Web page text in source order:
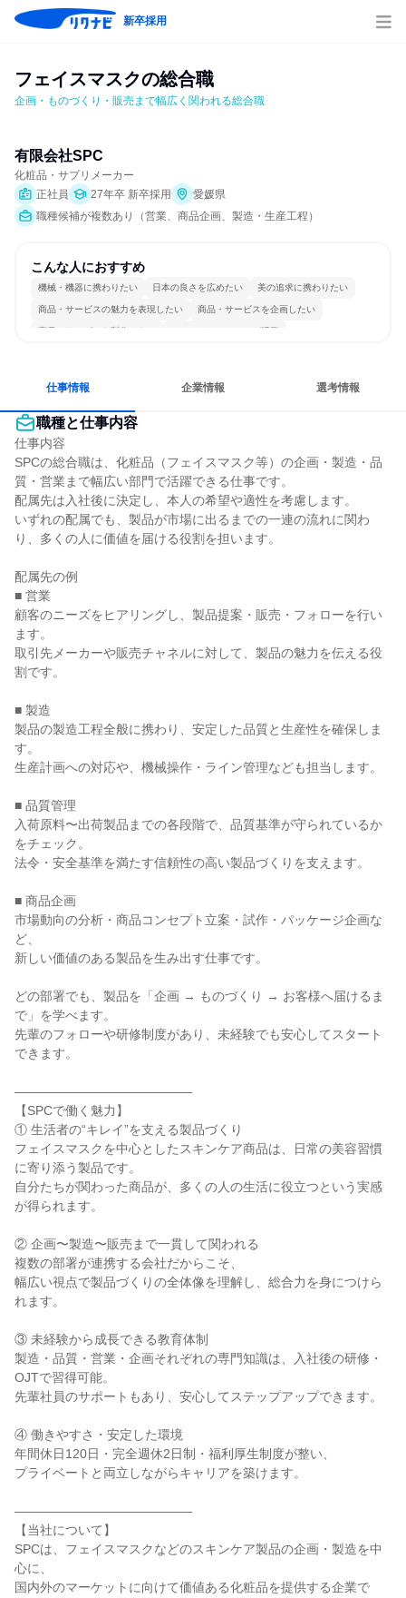
新卒採用
フェイスマスクの総合職
企画・ものづくり・販売まで幅広く関われる総合職
有限会社SPC
化粧品・サプリメーカー
正社員
27年卒 新卒採用
愛媛県
職種候補が複数あり（営業、商品企画、製造・生産工程）
こんな人におすすめ
機械・機器に携わりたい 日本の良さを広めたい 美の追求に携わりたい
商品・サービスの魅力を表現したい 商品・サービスを企画したい
商品・サービスを製作したい コミュニケーションが活発
仕事情報 企業情報 選考情報
職種と仕事内容
仕事内容
SPCの総合職は、化粧品（フェイスマスク等）の企画・製造・品
質・営業まで幅広い部門で活躍できる仕事です。
配属先は入社後に決定し、本人の希望や適性を考慮します。
いずれの配属でも、製品が市場に出るまでの一連の流れに関わ
り、多くの人に価値を届ける役割を担います。
配属先の例
■ 営業
顧客のニーズをヒアリングし、製品提案・販売・フォローを行い
ます。
取引先メーカーや販売チャネルに対して、製品の魅力を伝える役
割です。
■ 製造
製品の製造工程全般に携わり、安定した品質と生産性を確保しま
す。
生産計画への対応や、機械操作・ライン管理なども担当します。
■ 品質管理
入荷原料〜出荷製品までの各段階で、品質基準が守られているか
をチェック。
法令・安全基準を満たす信頼性の高い製品づくりを支えます。
■ 商品企画
市場動向の分析・商品コンセプト立案・試作・パッケージ企画な
ど、
新しい価値のある製品を生み出す仕事です。
どの部署でも、製品を「企画 → ものづくり → お客様へ届けるま
で」を学べます。
先輩のフォローや研修制度があり、未経験でも安心してスタート
できます。
――――――――――――――
【SPCで働く魅力】
① 生活者の“キレイ”を支える製品づくり
フェイスマスクを中心としたスキンケア商品は、日常の美容習慣
に寄り添う製品です。
自分たちが関わった商品が、多くの人の生活に役立つという実感
が得られます。
② 企画〜製造〜販売まで一貫して関われる
複数の部署が連携する会社だからこそ、
幅広い視点で製品づくりの全体像を理解し、総合力を身につけら
れます。
③ 未経験から成長できる教育体制
製造・品質・営業・企画それぞれの専門知識は、入社後の研修・
OJTで習得可能。
先輩社員のサポートもあり、安心してステップアップできます。
④ 働きやすさ・安定した環境
年間休日120日・完全週休2日制・福利厚生制度が整い、
プライベートと両立しながらキャリアを築けます。
――――――――――――――
【当社について】
SPCは、フェイスマスクなどのスキンケア製品の企画・製造を中
心に、
国内外のマーケットに向けて価値ある化粧品を提供する企業で